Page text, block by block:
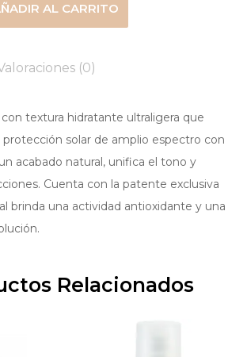
AL CARRITO
(0)
textura hidratante ultraligera que
solar de amplio espectro con
acabado natural, unifica el tono y
Cuenta con la patente exclusiva
brinda una actividad antioxidante y una
Relacionados